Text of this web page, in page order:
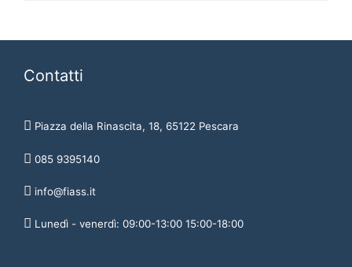
Contatti
Piazza della Rinascita, 18, 65122 Pescara
085 9395140
info@fiass.it
Lunedì - venerdì: 09:00-13:00 15:00-18:00